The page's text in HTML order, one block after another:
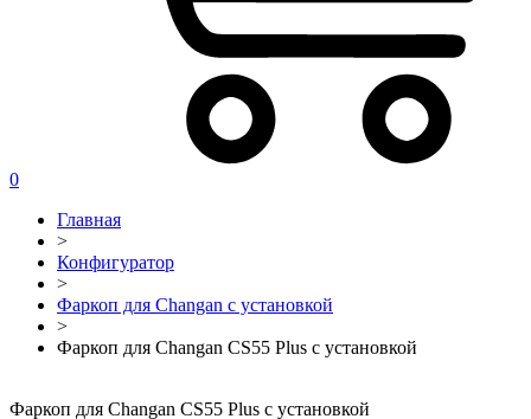
0
Главная
>
Конфигуратор
>
Фаркоп для Changan с установкой
>
Фаркоп для Changan CS55 Plus с установкой
Фаркоп для Changan CS55 Plus с установкой